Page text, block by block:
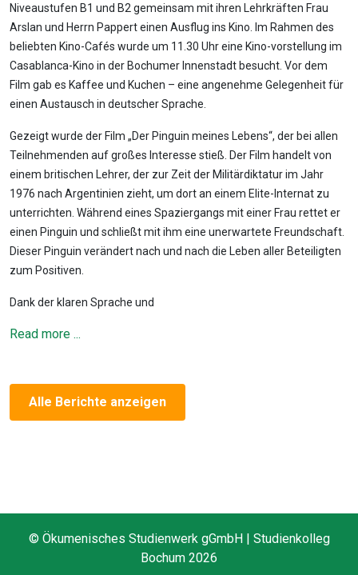
Niveaustufen B1 und B2 gemeinsam mit ihren Lehrkräften Frau
Arslan und Herrn Pappert einen Ausflug ins Kino. Im Rahmen des
beliebten Kino-Cafés wurde um 11.30 Uhr eine Kino-vorstellung im
Casablanca-Kino in der Bochumer Innenstadt besucht. Vor dem
Film gab es Kaffee und Kuchen – eine angenehme Gelegenheit für
einen Austausch in deutscher Sprache.
Gezeigt wurde der Film „Der Pinguin meines Lebens“, der bei allen
Teilnehmenden auf großes Interesse stieß. Der Film handelt von
einem britischen Lehrer, der zur Zeit der Militärdiktatur im Jahr
1976 nach Argentinien zieht, um dort an einem Elite-Internat zu
unterrichten. Während eines Spaziergangs mit einer Frau rettet er
einen Pinguin und schließt mit ihm eine unerwartete Freundschaft.
Dieser Pinguin verändert nach und nach die Leben aller Beteiligten
zum Positiven.
Dank der klaren Sprache und
Read more ...
Alle Berichte anzeigen
© Ökumenisches Studienwerk gGmbH | Studienkolleg
Bochum 2026